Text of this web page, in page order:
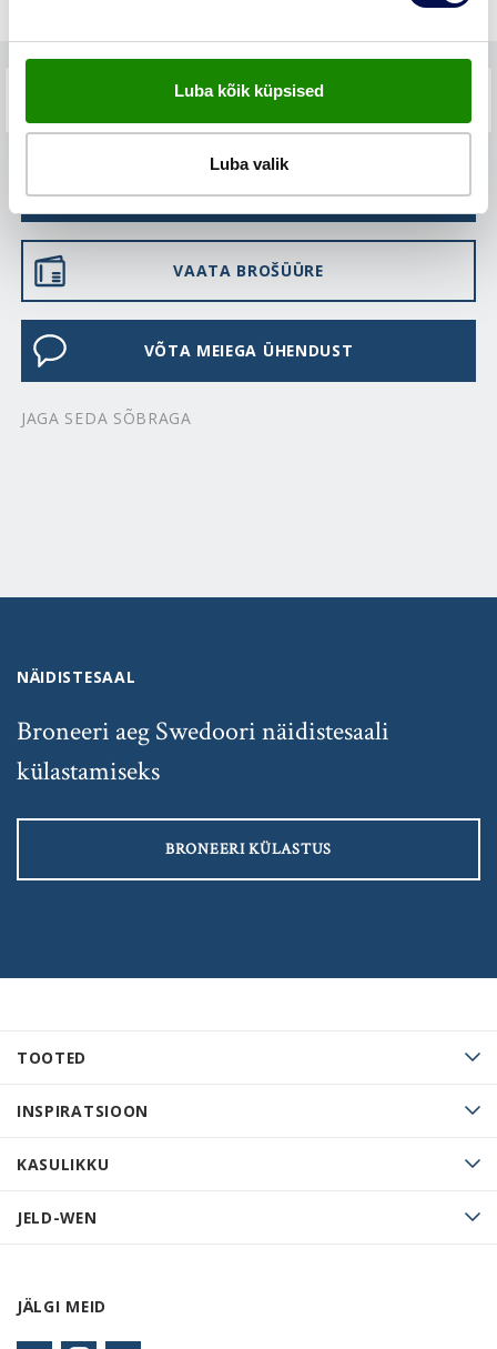
Luba kõik küpsised
Luba valik
LEIA EDASIMÜÜJA
VAATA BROŠÜÜRE
VÕTA MEIEGA ÜHENDUST
JAGA SEDA SÕBRAGA
TOOTED
INSPIRATSIOON
KASULIKKU
JELD-WEN
JÄLGI MEID
NÄIDISTESAAL
Broneeri aeg Swedoori näidistesaali
külastamiseks
BRONEERI KÜLASTUS